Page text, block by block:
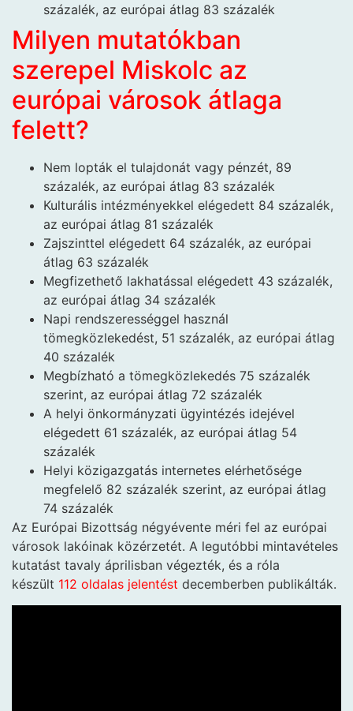
százalék, az európai átlag 83 százalék
Milyen mutatókban
szerepel Miskolc az
európai városok átlaga
felett?
Nem lopták el tulajdonát vagy pénzét, 89
százalék, az európai átlag 83 százalék
Kulturális intézményekkel elégedett 84 százalék,
az európai átlag 81 százalék
Zajszinttel elégedett 64 százalék, az európai
átlag 63 százalék
Megfizethető lakhatással elégedett 43 százalék,
az európai átlag 34 százalék
Napi rendszerességgel használ
tömegközlekedést, 51 százalék, az európai átlag
40 százalék
Megbízható a tömegközlekedés 75 százalék
szerint, az európai átlag 72 százalék
A helyi önkormányzati ügyintézés idejével
elégedett 61 százalék, az európai átlag 54
százalék
Helyi közigazgatás internetes elérhetősége
megfelelő 82 százalék szerint, az európai átlag
74 százalék
Az Európai Bizottság négyévente méri fel az európai
városok lakóinak közérzetét. A legutóbbi mintavételes
kutatást tavaly áprilisban végezték, és a róla
készült 112 oldalas jelentést decemberben publikálták.